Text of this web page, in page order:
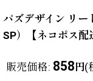
パズデザイン リー
SP）【ネコポス配
販売価格: 858円(